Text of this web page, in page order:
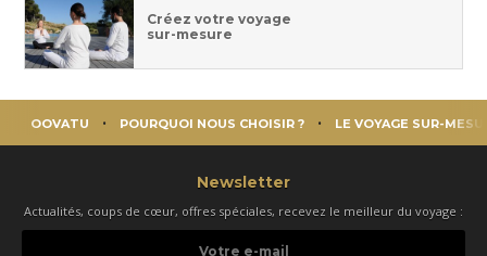
Créez votre voyage
sur-mesure
OOVATU POURQUOI NOUS CHOISIR ? LE VOYAGE SUR-
Newsletter
Actualités, coups de cœur, offres spéciales, recevez le meilleur du voyage :